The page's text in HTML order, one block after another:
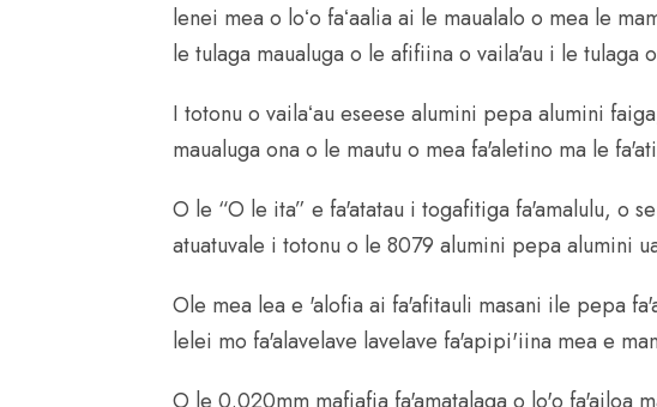
lenei mea o loʻo faʻaalia ai le maualalo o mea le
le tulaga maualuga o le afifiina o vaila'au i le tulaga
I totonu o vailaʻau eseese alumini pepa alumini
maualuga ona o le mautu o mea fa'aletino ma le
O le “O le ita” e fa'atatau i togafitiga fa'amalulu, o
atuatuvale i totonu o le 8079 alumini pepa alumini
Ole mea lea e 'alofia ai fa'afitauli masani ile pepa
lelei mo fa'alavelave lavelave fa'apipi'iina mea e
O le 0.020mm mafiafia fa'amatalaga o lo'o fa'ailoa